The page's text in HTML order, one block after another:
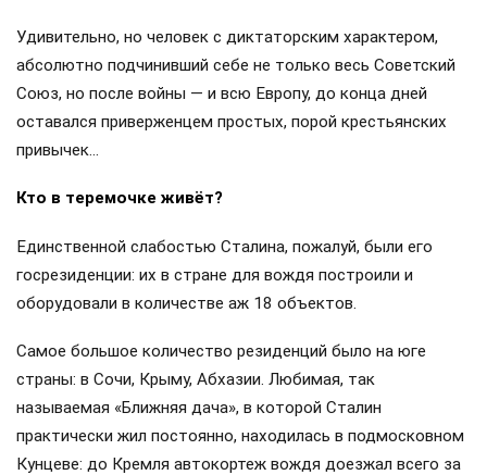
Удивительно, но человек с диктаторским характером,
абсолютно подчинивший себе не только весь Советский
Союз, но после войны — и всю Европу, до конца дней
оставался приверженцем простых, порой крестьянских
привычек…
Кто в теремочке живёт?
Единственной слабостью Сталина, пожалуй, были его
госрезиденции: их в стране для вождя построили и
оборудовали в количестве аж 18 объектов.
Самое большое количество резиденций было на юге
страны: в Сочи, Крыму, Абхазии. Любимая, так
называемая «Ближняя дача», в которой Сталин
практически жил постоянно, находилась в подмосковном
Кунцеве: до Кремля автокортеж вождя доезжал всего за